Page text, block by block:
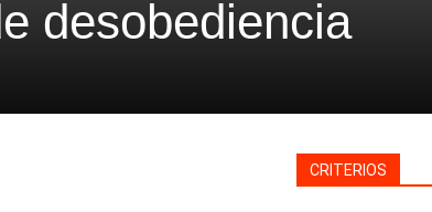
desobediencia
CRITERIOS